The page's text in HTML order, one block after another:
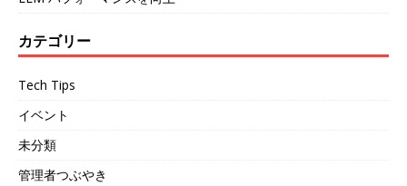
カテゴリー
Tech Tips
イベント
未分類
管理者つぶやき